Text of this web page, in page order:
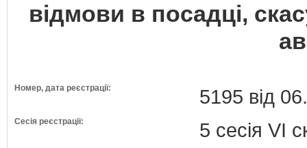
відмови в посадці,
Номер, дата реєстрації: 5195 від
Сесія реєстрації: 5 сесія VI